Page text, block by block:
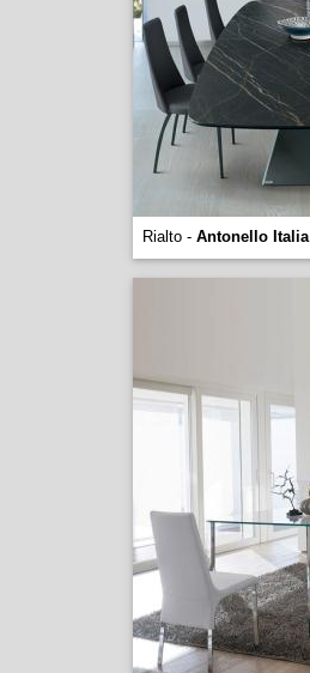
Rialto - Antonello Italia